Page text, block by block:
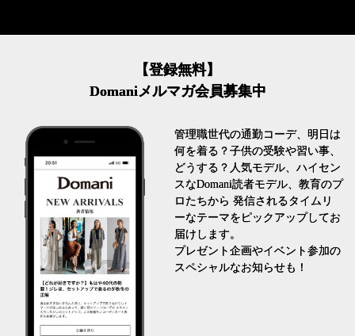
【登録無料】
Domaniメルマガ会員募集中
管理職世代の通勤コーデ、明日は
何を着る？子供の受験や習い事、
どうする？人気モデル、ハイセン
スなDomani読者モデル、教育のプ
ロたちから 発信されるタイムリ
ーなテーマをピックアップしてお
届けします。
プレゼント企画やイベント参加の
スペシャルなお知らせも！